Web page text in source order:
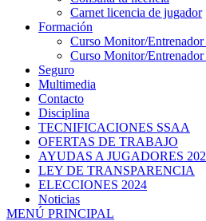
Carnet licencia de jugador
Formación
Curso Monitor/
Curso Monitor/
Seguro
Multimedia
Contacto
Disciplina
TECNIFICACIONES SSAA
OFERTAS DE TRABAJO
AYUDAS A JUGADORES
LEY DE TRANSPARENCIA
ELECCIONES 2024
Noticias
MENÚ PRINCIPAL